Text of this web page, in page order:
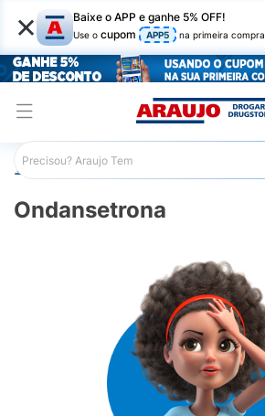
× Baixe o APP e ganhe 5% OFF!
Use o cupom APP5 na primeira compra
Araujo Marcas
Ondansetrona